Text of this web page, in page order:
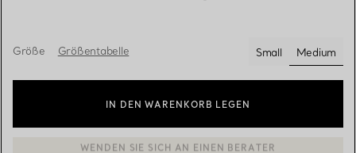
Größe Größentabelle Small
Medium
IN DEN WARENKORB LEGEN